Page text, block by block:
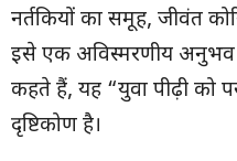
नर्तकियों का समूह, जीवंत
इसे एक अविस्मरणीय अनुभव
कहते हैं, यह “युवा पीढ़ी को
दृष्टिकोण है।